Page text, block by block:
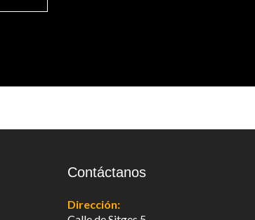
Contáctanos
Dirección: